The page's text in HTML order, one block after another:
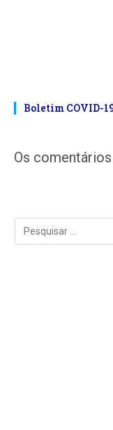
Boletim COVID-
Os